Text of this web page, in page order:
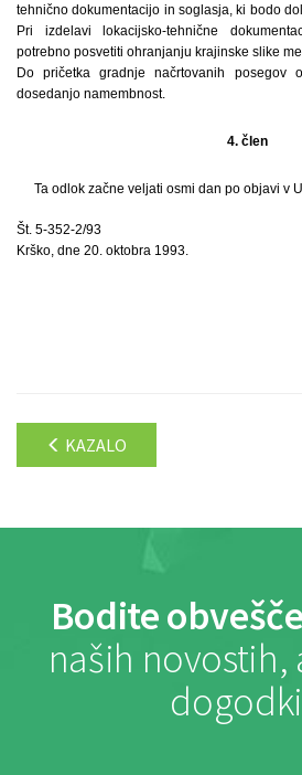
tehnično dokumentacijo in soglasja, ki bodo
Pri izdelavi lokacijsko-tehnične
potrebno posvetiti ohranjanju krajinske slike
Do pričetka gradnje načrtovanih posegov
dosedanjo namembnost.
4. člen
Ta odlok začne veljati osmi dan po objavi v
Št. 5-352-2/93
Krško, dne 20. oktobra 1993.
KAZALO
Bodite
naših novostih,